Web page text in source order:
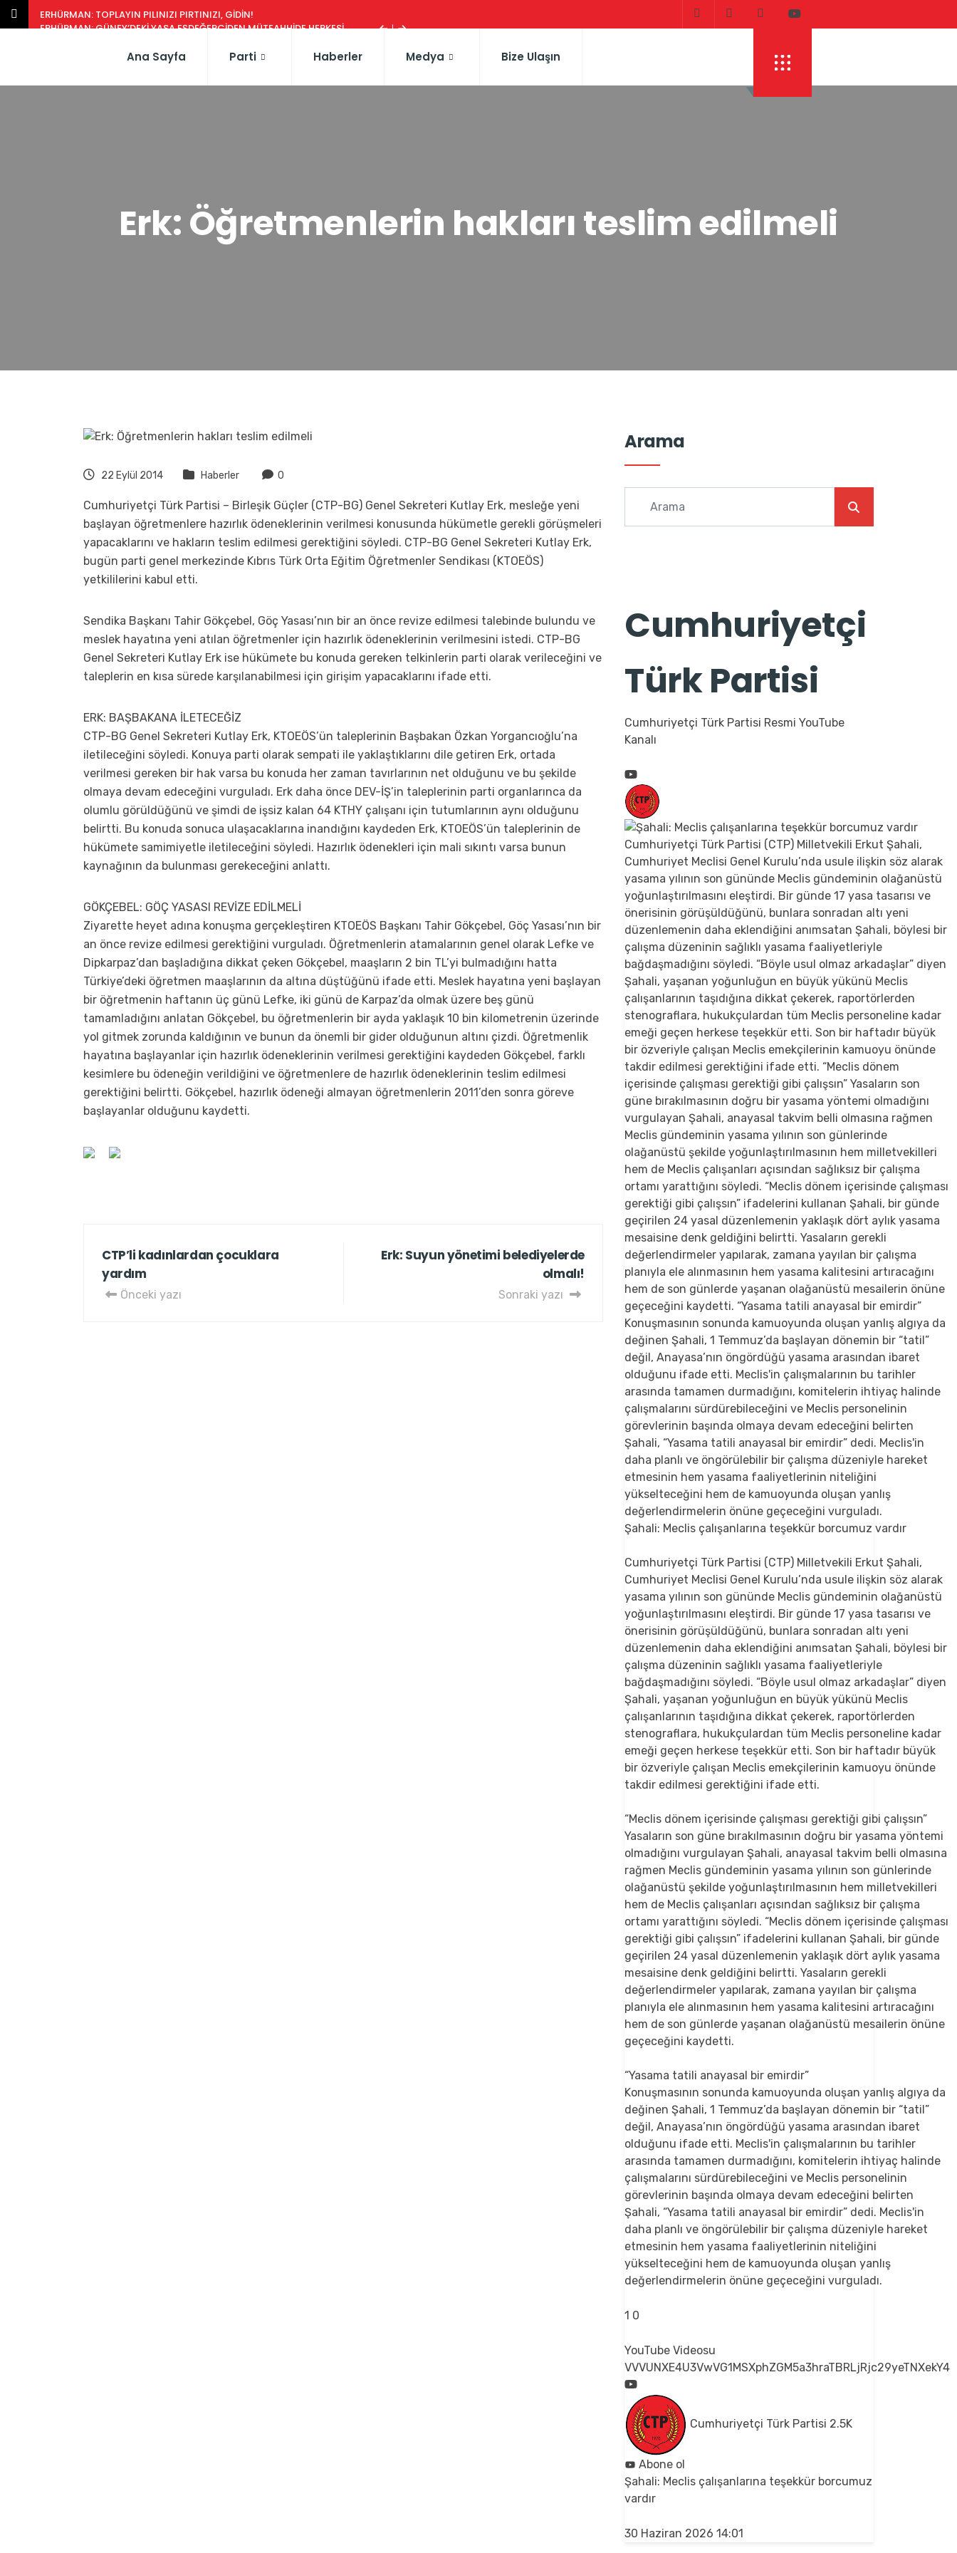
ERHÜRMAN: TOPLAYIN PILINIZI PIRTINIZI, GIDIN!
ERHÜRMAN: GÜNEY’DEKI YASA EŞDEĞERCIDEN MÜTEAHHIDE HERKESI ...
Ana Sayfa Parti Haberler Medya Bize Ulaşın
Erk: Öğretmenlerin hakları teslim edilmeli
22 Eylül 2014 Haberler 0
Cumhuriyetçi Türk Partisi – Birleşik Güçler (CTP-BG) Genel Sekreteri Kutlay Erk, mesleğe yeni
başlayan öğretmenlere hazırlık ödeneklerinin verilmesi konusunda hükümetle gerekli görüşmeleri
yapacaklarını ve hakların teslim edilmesi gerektiğini söyledi. CTP-BG Genel Sekreteri Kutlay Erk,
bugün parti genel merkezinde Kıbrıs Türk Orta Eğitim Öğretmenler Sendikası (KTOEÖS)
yetkililerini kabul etti.
Sendika Başkanı Tahir Gökçebel, Göç Yasası’nın bir an önce revize edilmesi talebinde bulundu ve
meslek hayatına yeni atılan öğretmenler için hazırlık ödeneklerinin verilmesini istedi. CTP-BG
Genel Sekreteri Kutlay Erk ise hükümete bu konuda gereken telkinlerin parti olarak verileceğini ve
taleplerin en kısa sürede karşılanabilmesi için girişim yapacaklarını ifade etti.
ERK: BAŞBAKANA İLETECEĞİZ
CTP-BG Genel Sekreteri Kutlay Erk, KTOEÖS’ün taleplerinin Başbakan Özkan Yorgancıoğlu’na
iletileceğini söyledi. Konuya parti olarak sempati ile yaklaştıklarını dile getiren Erk, ortada
verilmesi gereken bir hak varsa bu konuda her zaman tavırlarının net olduğunu ve bu şekilde
olmaya devam edeceğini vurguladı. Erk daha önce DEV-İŞ’in taleplerinin parti organlarınca da
olumlu görüldüğünü ve şimdi de işsiz kalan 64 KTHY çalışanı için tutumlarının aynı olduğunu
belirtti. Bu konuda sonuca ulaşacaklarına inandığını kaydeden Erk, KTOEÖS’ün taleplerinin de
hükümete samimiyetle iletileceğini söyledi. Hazırlık ödenekleri için mali sıkıntı varsa bunun
kaynağının da bulunması gerekeceğini anlattı.
GÖKÇEBEL: GÖÇ YASASI REVİZE EDİLMELİ
Ziyarette heyet adına konuşma gerçekleştiren KTOEÖS Başkanı Tahir Gökçebel, Göç Yasası’nın bir
an önce revize edilmesi gerektiğini vurguladı. Öğretmenlerin atamalarının genel olarak Lefke ve
Dipkarpaz’dan başladığına dikkat çeken Gökçebel, maaşların 2 bin TL’yi bulmadığını hatta
Türkiye’deki öğretmen maaşlarının da altına düştüğünü ifade etti. Meslek hayatına yeni başlayan
bir öğretmenin haftanın üç günü Lefke, iki günü de Karpaz’da olmak üzere beş günü
tamamladığını anlatan Gökçebel, bu öğretmenlerin bir ayda yaklaşık 10 bin kilometrenin üzerinde
yol gitmek zorunda kaldığının ve bunun da önemli bir gider olduğunun altını çizdi. Öğretmenlik
hayatına başlayanlar için hazırlık ödeneklerinin verilmesi gerektiğini kaydeden Gökçebel, farklı
kesimlere bu ödeneğin verildiğini ve öğretmenlere de hazırlık ödeneklerinin teslim edilmesi
gerektiğini belirtti. Gökçebel, hazırlık ödeneği almayan öğretmenlerin 2011’den sonra göreve
başlayanlar olduğunu kaydetti.
CTP’li kadınlardan çocuklara
yardım
Önceki yazı
Erk: Suyun yönetimi belediyelerde
olmalı!
Sonraki yazı
Arama
Cumhuriyetçi
Türk Partisi
Cumhuriyetçi Türk Partisi Resmi YouTube
Kanalı
Şahali: Meclis çalışanlarına teşekkür borcumuz vardır
Cumhuriyetçi Türk Partisi (CTP) Milletvekili Erkut Şahali,
Cumhuriyet Meclisi Genel Kurulu’nda usule ilişkin söz alarak
yasama yılının son gününde Meclis gündeminin olağanüstü
yoğunlaştırılmasını eleştirdi. Bir günde 17 yasa tasarısı ve
önerisinin görüşüldüğünü, bunlara sonradan altı yeni
düzenlemenin daha eklendiğini anımsatan Şahali, böylesi bir
çalışma düzeninin sağlıklı yasama faaliyetleriyle
bağdaşmadığını söyledi. “Böyle usul olmaz arkadaşlar” diyen
Şahali, yaşanan yoğunluğun en büyük yükünü Meclis
çalışanlarının taşıdığına dikkat çekerek, raportörlerden
stenograflara, hukukçulardan tüm Meclis personeline kadar
emeği geçen herkese teşekkür etti. Son bir haftadır büyük
bir özveriyle çalışan Meclis emekçilerinin kamuoyu önünde
takdir edilmesi gerektiğini ifade etti.
“Meclis dönem içerisinde çalışması gerektiği gibi çalışsın”
Yasaların son güne bırakılmasının doğru bir yasama yöntemi
olmadığını vurgulayan Şahali, anayasal takvim belli olmasına
rağmen Meclis gündeminin yasama yılının son günlerinde
olağanüstü şekilde yoğunlaştırılmasının hem milletvekilleri
hem de Meclis çalışanları açısından sağlıksız bir çalışma
ortamı yarattığını söyledi. “Meclis dönem içerisinde çalışması
gerektiği gibi çalışsın” ifadelerini kullanan Şahali, bir günde
geçirilen 24 yasal düzenlemenin yaklaşık dört aylık yasama
mesaisine denk geldiğini belirtti. Yasaların gerekli
değerlendirmeler yapılarak, zamana yayılan bir çalışma
planıyla ele alınmasının hem yasama kalitesini artıracağını
hem de son günlerde yaşanan olağanüstü mesailerin önüne
geçeceğini kaydetti.
“Yasama tatili anayasal bir emirdir”
Konuşmasının sonunda kamuoyunda oluşan yanlış algıya da
değinen Şahali, 1 Temmuz’da başlayan dönemin bir “tatil”
değil, Anayasa’nın öngördüğü yasama arasından ibaret
olduğunu ifade etti. Meclis'in çalışmalarının bu tarihler
arasında tamamen durmadığını, komitelerin ihtiyaç halinde
çalışmalarını sürdürebileceğini ve Meclis personelinin
görevlerinin başında olmaya devam edeceğini belirten
Şahali, “Yasama tatili anayasal bir emirdir” dedi. Meclis'in
daha planlı ve öngörülebilir bir çalışma düzeniyle hareket
etmesinin hem yasama faaliyetlerinin niteliğini
yükselteceğini hem de kamuoyunda oluşan yanlış
değerlendirmelerin önüne geçeceğini vurguladı.
1 0
YouTube Videosu
VVVUNXE4U3VwVG1MSXphZGM5a3hraTBRLjRjc29yeTNXekY4
Cumhuriyetçi Türk Partisi 2.5K
Abone ol
Şahali: Meclis çalışanlarına teşekkür borcumuz
vardır
30 Haziran 2026 14:01